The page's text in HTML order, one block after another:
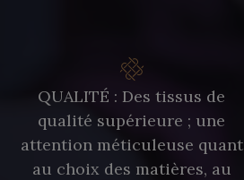
QUALITÉ : Des tissus de
qualité supérieure ; une
attention méticuleuse quant
au choix des matières, au